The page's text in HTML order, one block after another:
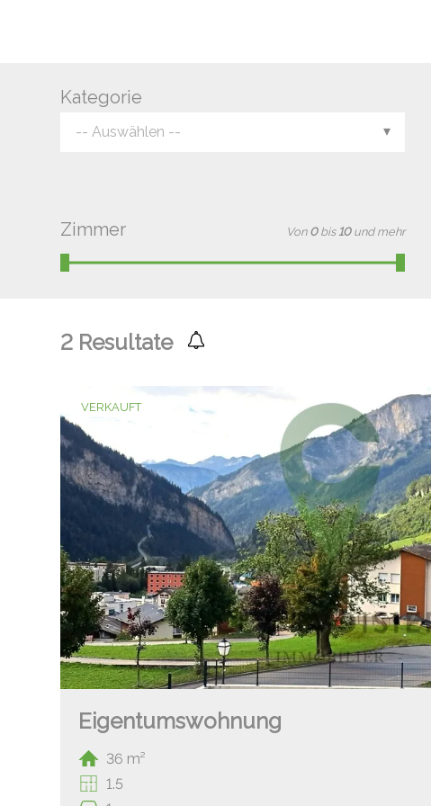
Kategorie
-- Auswählen --
Zimmer Von 0 bis 10 und mehr
2 Resultate
VERKAUFT
Eigentumswohnung
36 m²
1.5